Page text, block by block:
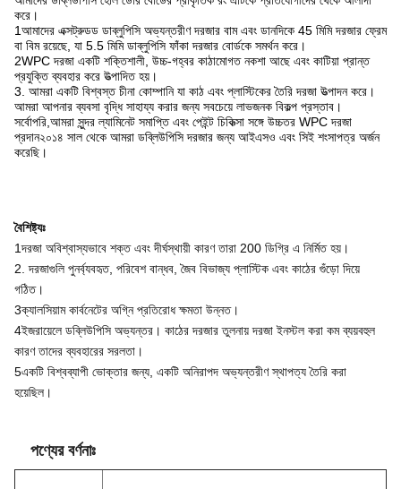
করে।
1আমাদের এক্সট্রুডড ডাব্লুপিসি অভ্যন্তরীণ দরজার বাম এবং ডানদিকে 45 মিমি দরজার ফ্রেম
বা বিম রয়েছে, যা 5.5 মিমি ডাব্লুপিসি ফাঁকা দরজার বোর্ডকে সমর্থন করে।
2WPC দরজা একটি শক্তিশালী, উচ্চ-গহ্বর কাঠামোগত নকশা আছে এবং কাটিয়া প্রান্ত
প্রযুক্তি ব্যবহার করে উত্পাদিত হয়।
3. আমরা একটি বিশ্বস্ত চীনা কোম্পানি যা কাঠ এবং প্লাস্টিকের তৈরি দরজা উত্পাদন করে।
আমরা আপনার ব্যবসা বৃদ্ধি সাহায্য করার জন্য সবচেয়ে লাভজনক বিকল্প প্রস্তাব।
সর্বোপরি,আমরা সুন্দর ল্যামিনেট সমাপ্তি এবং পেইন্ট চিকিত্সা সঙ্গে উচ্চতর WPC দরজা
প্রদান২০১৪ সাল থেকে আমরা ডব্লিউপিসি দরজার জন্য আইএসও এবং সিই শংসাপত্র অর্জন
করেছি।
বৈশিষ্ট্যঃ
1দরজা অবিশ্বাস্যভাবে শক্ত এবং দীর্ঘস্থায়ী কারণ তারা 200 ডিগ্রি এ নির্মিত হয়।
2. দরজাগুলি পুনর্ব্যবহৃত, পরিবেশ বান্ধব, জৈব বিভাজ্য প্লাস্টিক এবং কাঠের গুঁড়ো দিয়ে
গঠিত।
3ক্যালসিয়াম কার্বনেটের অগ্নি প্রতিরোধ ক্ষমতা উন্নত।
4ইজরায়েলে ডব্লিউপিসি অভ্যন্তর। কাঠের দরজার তুলনায় দরজা ইনস্টল করা কম ব্যয়বহুল
কারণ তাদের ব্যবহারের সরলতা।
5একটি বিশ্বব্যাপী ভোক্তার জন্য, একটি অনিরাপদ অভ্যন্তরীণ স্থাপত্য তৈরি করা
হয়েছিল।
পণ্যের বর্ণনাঃ